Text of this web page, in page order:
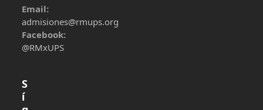
Email:
admisiones@rmups.org
Facebook:
@RMxUPS
S
í